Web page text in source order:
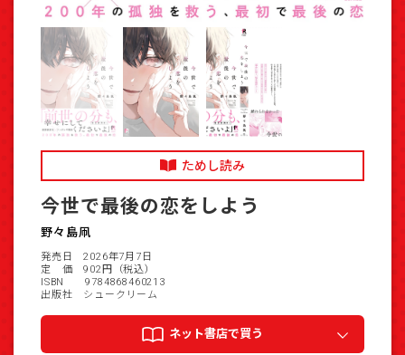
ためし読み
今世で最後の恋をしよう
野々島凧
発売日 2026年7月7日
定 価 902円（税込）
ISBN 9784868460213
出版社 シュークリーム
ネット書店で買う